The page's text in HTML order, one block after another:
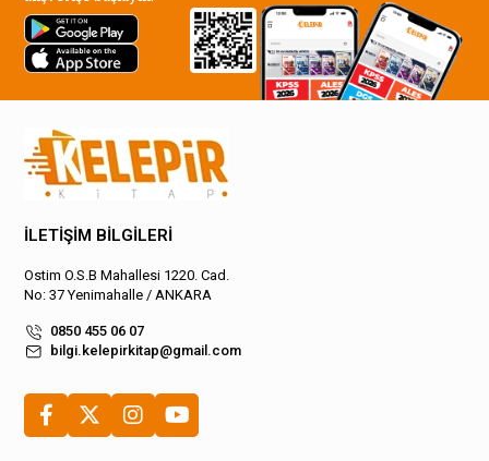
İLETİŞİM BİLGİLERİ
Ostim O.S.B Mahallesi 1220. Cad.
No: 37 Yenimahalle / ANKARA
0850 455 06 07
bilgi.kelepirkitap@gmail.com